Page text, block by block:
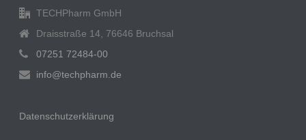
TECHPharm GmbH
Draisstraße 14, 76646 Bruchsal
07251 72484-00
info@techpharm.de
Datenschutzerklärung